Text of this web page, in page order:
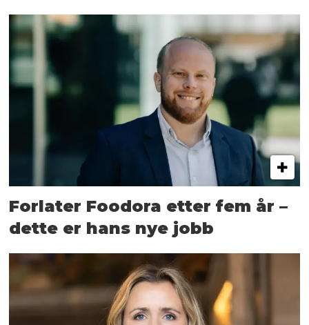
Forlater Foodora etter fem år –
dette er hans nye jobb